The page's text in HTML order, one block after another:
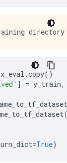
x_eval .copy()
] = y_train,
=True)